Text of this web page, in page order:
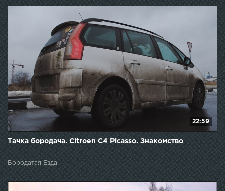
22:59
Тачка бородача. Citroen C4 Picasso. Знакомство
Бородатая Езда